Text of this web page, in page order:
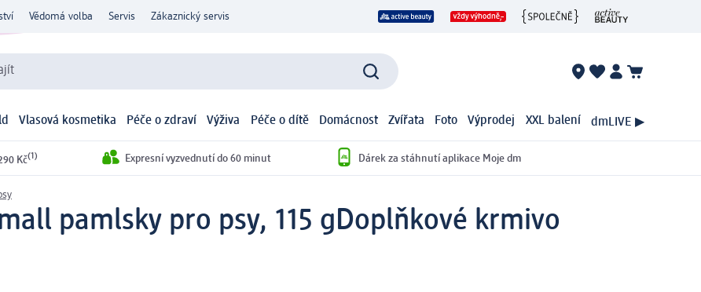
Vědomá volba Servis Zákaznický servis
Vlasová kosmetika Péče o zdraví Výživa Péče o dítě Domácnost Zvířata Foto Výprodej XXL balení dmLIVE ▶
Kč(1) Expresní vyzvednutí do 60 minut Dárek za stáhnutí aplikace Moje dm
pamlsky pro psy, 115 gDoplňkové krmivo